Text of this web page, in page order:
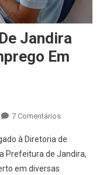
Jandira
Em
7 ComentáriosEm
Do
Trabalhador
à Diretoria de
Prefeitura de Jandira,
em diversas